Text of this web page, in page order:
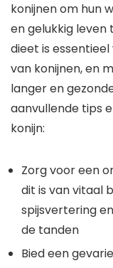
konijnen om hun
en gelukkig
dieet is
van konijnen, en
langer en
aanvullende tips
konijn:
Zorg voor een
dit is van vitaal
spijsvertering
de tanden
Bied een